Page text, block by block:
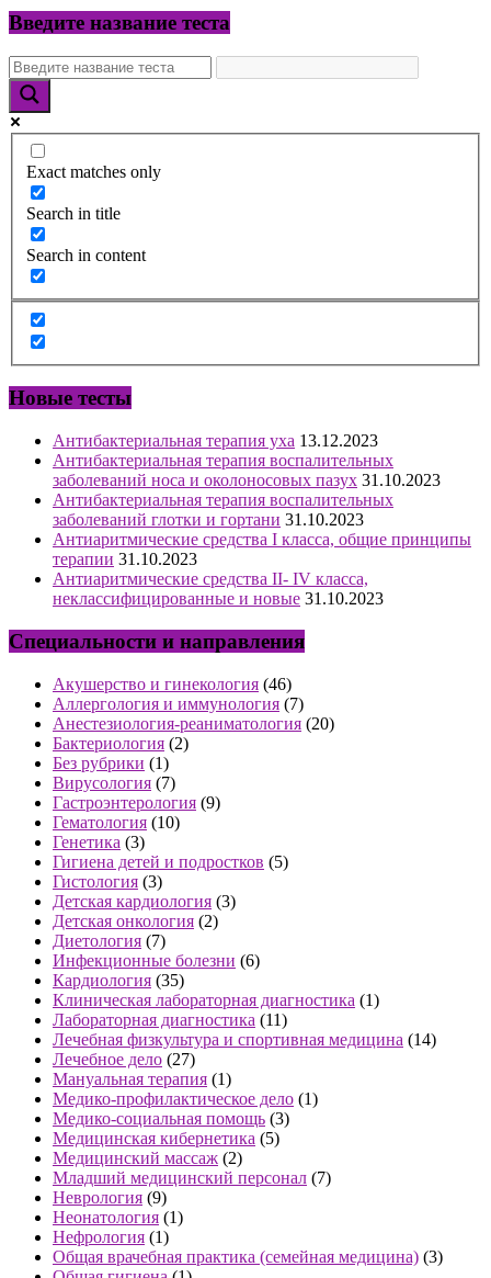
Введите название теста
Exact matches only
Search in title
Search in content
Новые тесты
Антибактериальная терапия уха 13.12.2023
Антибактериальная терапия воспалительных
заболеваний носа и околоносовых пазух 31.10.2023
Антибактериальная терапия воспалительных
заболеваний глотки и гортани 31.10.2023
Антиаритмические средства I класса, общие принципы
терапии 31.10.2023
Антиаритмические средства II- IV класса,
неклассифицированные и новые 31.10.2023
Специальности и направления
Акушерство и гинекология (46)
Аллергология и иммунология (7)
Анестезиология-реаниматология (20)
Бактериология (2)
Без рубрики (1)
Вирусология (7)
Гастроэнтерология (9)
Гематология (10)
Генетика (3)
Гигиена детей и подростков (5)
Гистология (3)
Детская кардиология (3)
Детская онкология (2)
Диетология (7)
Инфекционные болезни (6)
Кардиология (35)
Клиническая лабораторная диагностика (1)
Лабораторная диагностика (11)
Лечебная физкультура и спортивная медицина (14)
Лечебное дело (27)
Мануальная терапия (1)
Медико-профилактическое дело (1)
Медико-социальная помощь (3)
Медицинская кибернетика (5)
Медицинский массаж (2)
Младший медицинский персонал (7)
Неврология (9)
Неонатология (1)
Нефрология (1)
Общая врачебная практика (семейная медицина) (3)